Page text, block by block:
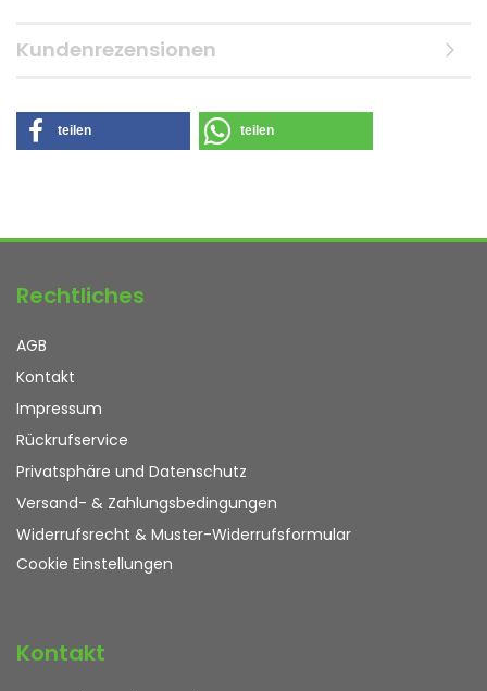
Kundenrezensionen
teilen teilen
Rechtliches
AGB
Kontakt
Impressum
Rückrufservice
Privatsphäre und Datenschutz
Versand- & Zahlungsbedingungen
Widerrufsrecht & Muster-Widerrufsformular
Cookie Einstellungen
Kontakt